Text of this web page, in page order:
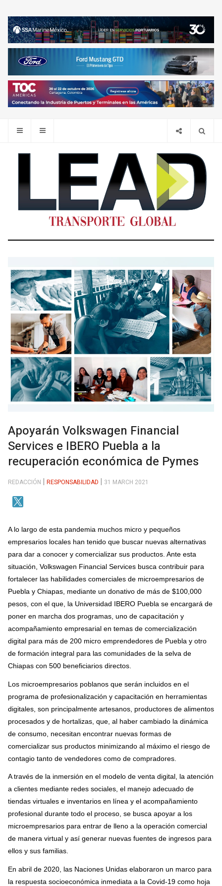
Apoyarán Volkswagen Financial
Services e IBERO Puebla a la
recuperación económica de Pymes
REDACCIÓN RESPONSABILIDAD 31 MARCH 2021
A lo largo de esta pandemia muchos micro y pequeños
empresarios locales han tenido que buscar nuevas alternativas
para dar a conocer y comercializar sus productos. Ante esta
situación, Volkswagen Financial Services busca contribuir para
fortalecer las habilidades comerciales de microempresarios de
Puebla y Chiapas, mediante un donativo de más de $100,000
pesos, con el que, la Universidad IBERO Puebla se encargará de
poner en marcha dos programas, uno de capacitación y
acompañamiento empresarial en temas de comercialización
digital para más de 200 micro emprendedores de Puebla y otro
de formación integral para las comunidades de la selva de
Chiapas con 500 beneficiarios directos.
Los microempresarios poblanos que serán incluidos en el
programa de profesionalización y capacitación en herramientas
digitales, son principalmente artesanos, productores de alimentos
procesados y de hortalizas, que, al haber cambiado la dinámica
de consumo, necesitan encontrar nuevas formas de
comercializar sus productos minimizando al máximo el riesgo de
contagio tanto de vendedores como de compradores.
A través de la inmersión en el modelo de venta digital, la atención
a clientes mediante redes sociales, el manejo adecuado de
tiendas virtuales e inventarios en línea y el acompañamiento
profesional durante todo el proceso, se busca apoyar a los
microempresarios para entrar de lleno a la operación comercial
de manera virtual y así generar nuevas fuentes de ingresos para
ellos y sus familias.
En abril de 2020, las Naciones Unidas elaboraron un marco para
la respuesta socioeconómica inmediata a la Covid-19 como hoja